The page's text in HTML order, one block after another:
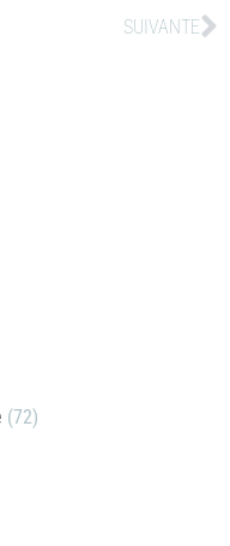
SUIVANTE
(72)